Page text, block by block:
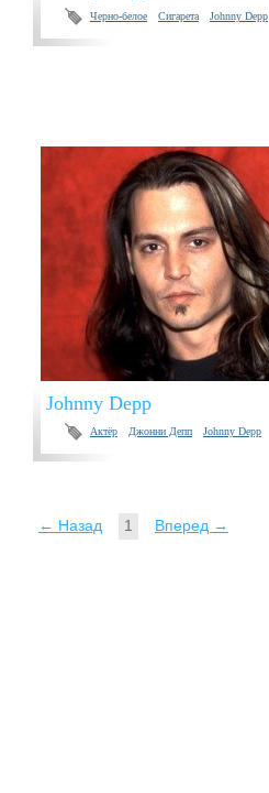
Черно-белое Сигарета Johnny Depp
Johnny Depp
Актёр Джонни Депп Johnny Depp
← Назад 1 Вперед →